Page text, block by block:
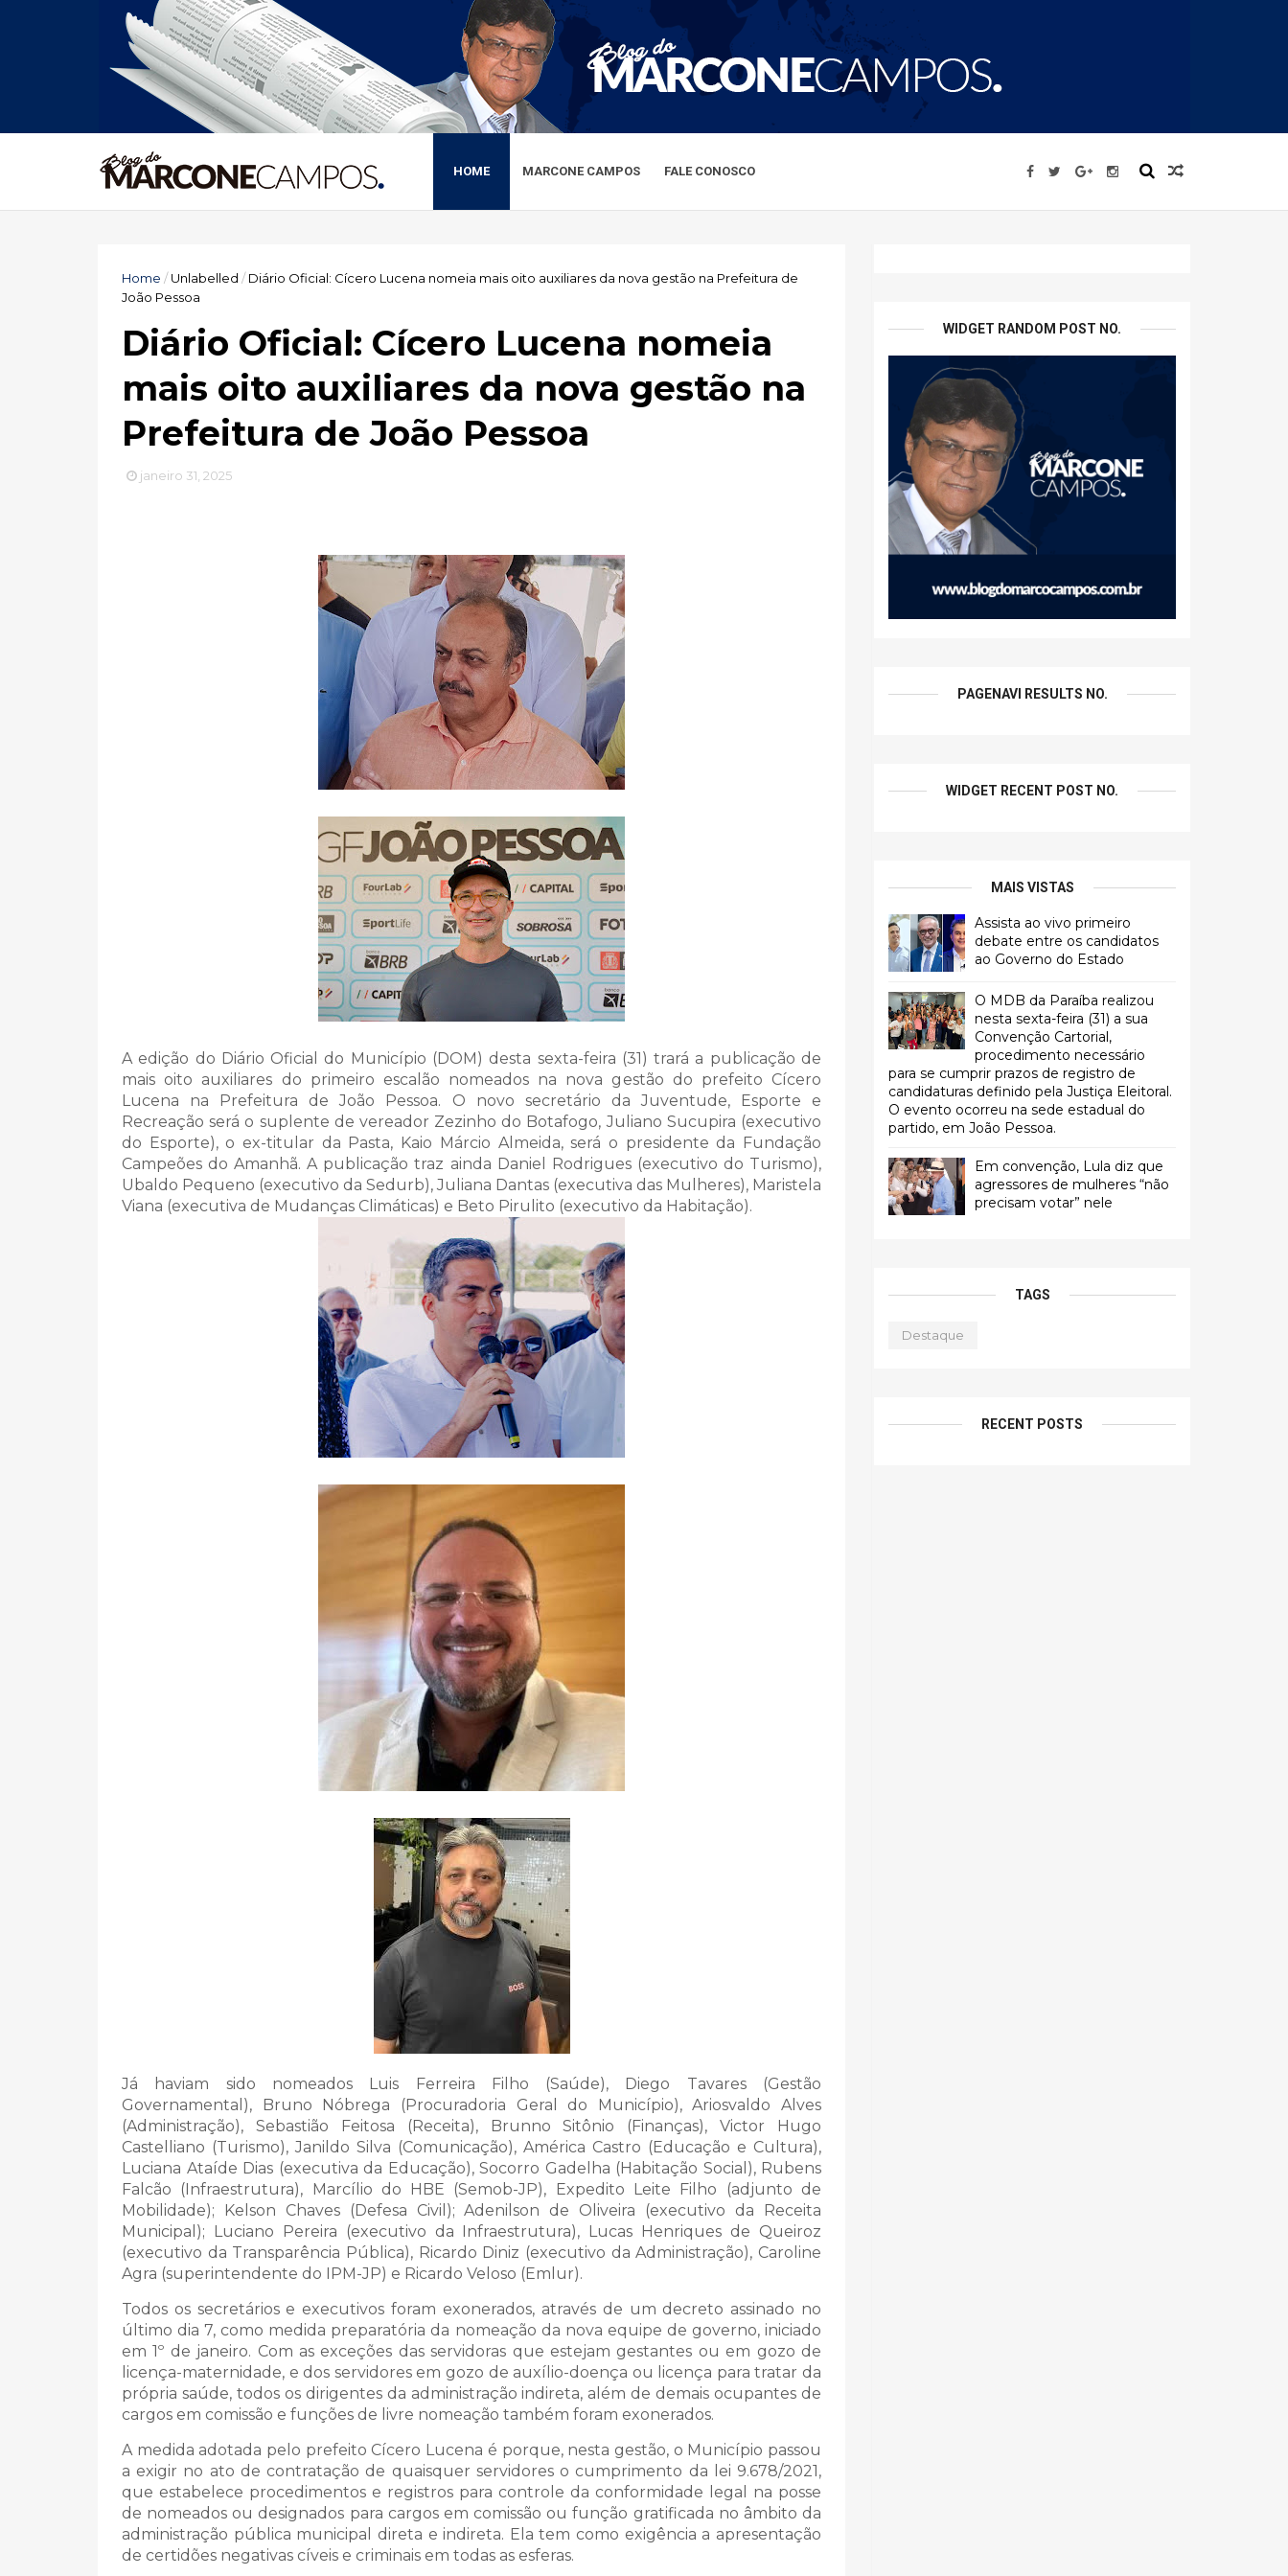
HOME MARCONE CAMPOS FALE CONOSCO
Home /Unlabelled / Diário Oficial: Cícero Lucena nomeia mais oito auxiliares da nova gestão na Prefeitura de
João Pessoa
Diário Oficial: Cícero Lucena nomeia
mais oito auxiliares da nova gestão na
Prefeitura de João Pessoa
janeiro 31, 2025
A edição do Diário Oficial do Município (DOM) desta sexta-feira (31) trará a publicação de
mais oito auxiliares do primeiro escalão nomeados na nova gestão do prefeito Cícero
Lucena na Prefeitura de João Pessoa. O novo secretário da Juventude, Esporte e
Recreação será o suplente de vereador Zezinho do Botafogo, Juliano Sucupira (executivo
do Esporte), o ex-titular da Pasta, Kaio Márcio Almeida, será o presidente da Fundação
Campeões do Amanhã. A publicação traz ainda Daniel Rodrigues (executivo do Turismo),
Ubaldo Pequeno (executivo da Sedurb), Juliana Dantas (executiva das Mulheres), Maristela
Viana (executiva de Mudanças Climáticas) e Beto Pirulito (executivo da Habitação).
Já haviam sido nomeados Luis Ferreira Filho (Saúde), Diego Tavares (Gestão
Governamental), Bruno Nóbrega (Procuradoria Geral do Município), Ariosvaldo Alves
(Administração), Sebastião Feitosa (Receita), Brunno Sitônio (Finanças), Victor Hugo
Castelliano (Turismo), Janildo Silva (Comunicação), América Castro (Educação e Cultura),
Luciana Ataíde Dias (executiva da Educação), Socorro Gadelha (Habitação Social), Rubens
Falcão (Infraestrutura), Marcílio do HBE (Semob-JP), Expedito Leite Filho (adjunto de
Mobilidade); Kelson Chaves (Defesa Civil); Adenilson de Oliveira (executivo da Receita
Municipal); Luciano Pereira (executivo da Infraestrutura), Lucas Henriques de Queiroz
(executivo da Transparência Pública), Ricardo Diniz (executivo da Administração), Caroline
Agra (superintendente do IPM-JP) e Ricardo Veloso (Emlur).
Todos os secretários e executivos foram exonerados, através de um decreto assinado no
último dia 7, como medida preparatória da nomeação da nova equipe de governo, iniciado
em 1º de janeiro. Com as exceções das servidoras que estejam gestantes ou em gozo de
licença-maternidade, e dos servidores em gozo de auxílio-doença ou licença para tratar da
própria saúde, todos os dirigentes da administração indireta, além de demais ocupantes de
cargos em comissão e funções de livre nomeação também foram exonerados.
A medida adotada pelo prefeito Cícero Lucena é porque, nesta gestão, o Município passou
a exigir no ato de contratação de quaisquer servidores o cumprimento da lei 9.678/2021,
que estabelece procedimentos e registros para controle da conformidade legal na posse
de nomeados ou designados para cargos em comissão ou função gratificada no âmbito da
administração pública municipal direta e indireta. Ela tem como exigência a apresentação
de certidões negativas cíveis e criminais em todas as esferas.
WIDGET RANDOM POST NO.
PAGENAVI RESULTS NO.
WIDGET RECENT POST NO.
MAIS VISTAS
Assista ao vivo primeiro
debate entre os candidatos
ao Governo do Estado
O MDB da Paraíba realizou
nesta sexta-feira (31) a sua
Convenção Cartorial,
procedimento necessário
para se cumprir prazos de registro de
candidaturas definido pela Justiça Eleitoral.
O evento ocorreu na sede estadual do
partido, em João Pessoa.
Em convenção, Lula diz que
agressores de mulheres “não
precisam votar” nele
TAGS
Destaque
RECENT POSTS